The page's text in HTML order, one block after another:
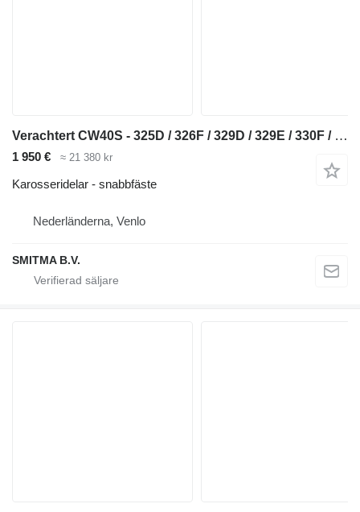
Verachtert CW40S - 325D / 326F / 329D / 329E / 330F / 330 snabbfäste till Caterpillar 325D / 326F / 329D / 329E / 330F / 330 grävmaskin
1 950 € ≈ 21 380 kr
Karosseridelar - snabbfäste
Nederländerna, Venlo
SMITMA B.V.